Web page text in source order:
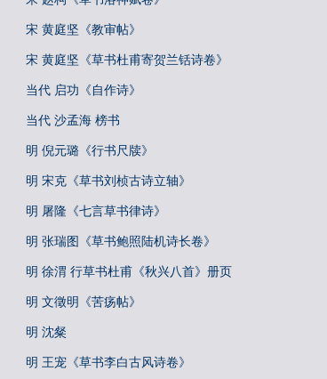
宋 黄庭坚《教审帖》
宋 黄庭坚《草书杜甫寄贺兰铦诗卷》
当代 启功《自作诗》
当代 沙孟海 榜书
明 倪元璐《行书尺牍》
明 宋克《草书刘桢古诗立轴》
明 屠隆《七言草书律诗》
明 张瑞图《草书鲍照陆机诗长卷》
明 徐渭 行草书杜甫《秋兴八首》册页
明 文徵明《苦疡帖》
明 沈粲
明 王宠《草书李白古风诗卷》